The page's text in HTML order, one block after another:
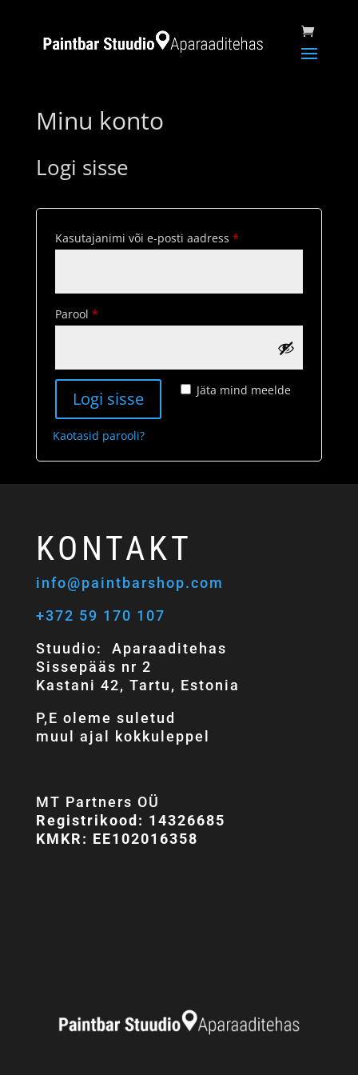
Minu konto
Logi sisse
Kasutajanimi või e-posti aadress *Nõutud
Parool *Nõutud
Jäta mind meelde
Logi sisse
Kaotasid parooli?
KONTAKT
info@paintbarshop.com
+372 59 170 107
Stuudio: Aparaaditehas
Sissepääs nr 2
Kastani 42, Tartu, Estonia
P,E oleme suletud
muul ajal kokkuleppel
MT Partners OÜ
Registrikood: 14326685
KMKR: EE102016358